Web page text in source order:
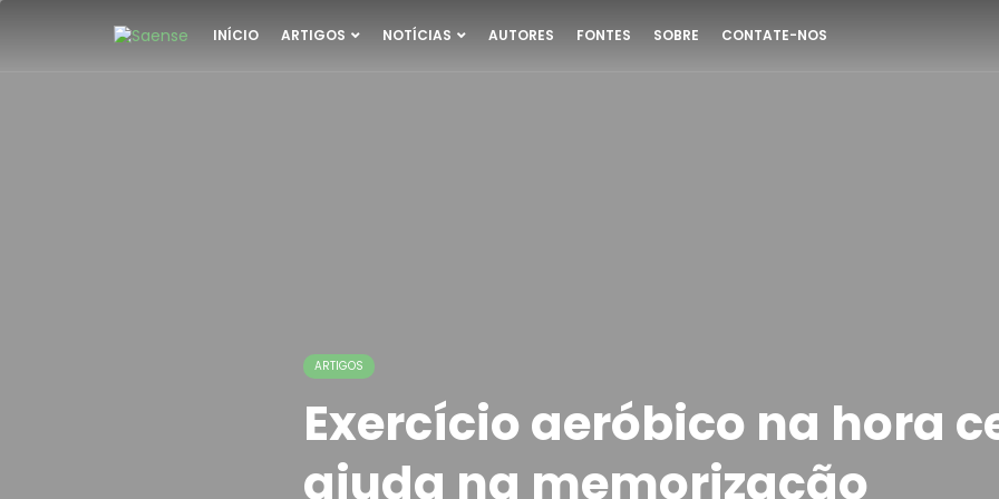
INÍCIO ARTIGOS NOTÍCIAS AUTORES FONTES SOBRE CONTATE-NOS
ARTIGOS
Exercício aeróbico na hora
ajuda na memorização